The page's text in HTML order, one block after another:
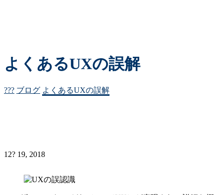
よくあるUXの誤解
??? ブログ よくあるUXの誤解
12? 19, 2018